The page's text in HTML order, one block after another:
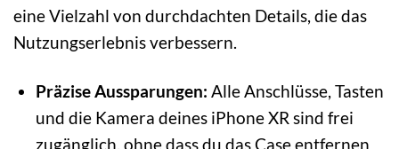
eine Vielzahl von durchdachten Details, die das
Nutzungserlebnis verbessern.
Präzise Aussparungen: Alle Anschlüsse, Tasten
und die Kamera deines iPhone XR sind frei
zugänglich, ohne dass du das Case entfernen